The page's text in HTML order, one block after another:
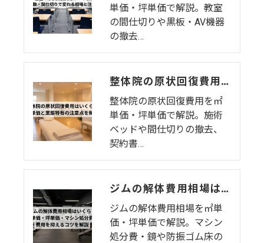
単価・坪単価で解説。教室
の間仕切りや黒板・AV機器
の撤去…
整体院の原状回復費用はいくら？坪単価・㎡単価と業態特有の注意点を解説
整体院の原状回復費用を㎡
単価・坪単価で解説。施術
ベッドや間仕切りの撤去、
契約書…
ジムの解体費用相場はいくら？㎡単価・坪単価・マシン処分費・費用を抑えるコツを解説
ジムの解体費用相場を㎡単
価・坪単価で解説。マシン
処分費・鏡や防振ゴム床の